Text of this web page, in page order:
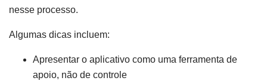
nesse processo.
Algumas dicas incluem:
Apresentar o aplicativo como uma ferramenta de
apoio, não de controle